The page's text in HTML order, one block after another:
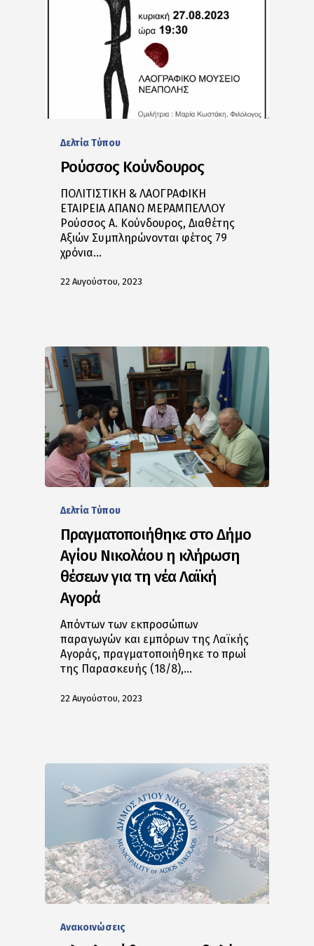
Δελτία Tύπου
Ρούσσος Κούνδουρος
ΠΟΛΙΤΙΣΤΙΚΗ & ΛΑΟΓΡΑΦΙΚΗ
ΕΤΑΙΡΕΙΑ ΑΠΑΝΩ ΜΕΡΑΜΠΕΛΛΟΥ
Ρούσσος Α. Κούνδουρος, Διαθέτης
Αξιών Συμπληρώνονται φέτος 79
χρόνια…
22 Αυγούστου, 2023
Δελτία Tύπου
Πραγματοποιήθηκε στο Δήμο
Αγίου Νικολάου η κλήρωση
θέσεων για τη νέα Λαϊκή
Αγορά
Απόντων των εκπροσώπων
παραγωγών και εμπόρων της Λαϊκής
Αγοράς, πραγματοποιήθηκε το πρωί
της Παρασκευής (18/8),…
22 Αυγούστου, 2023
Ανακοινώσεις